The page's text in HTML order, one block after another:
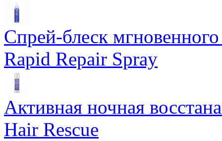
Спрей-блеск
Rapid Repair Spray
Активная ночная
Hair Rescue